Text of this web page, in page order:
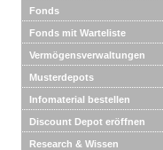
Fonds
Fonds mit Warteliste
Vermögensverwaltungen
Musterdepots
Infomaterial bestellen
Discount Depot eröffnen
Research & Wissen